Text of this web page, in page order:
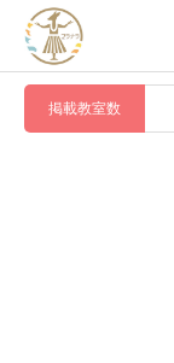
掲載教室数